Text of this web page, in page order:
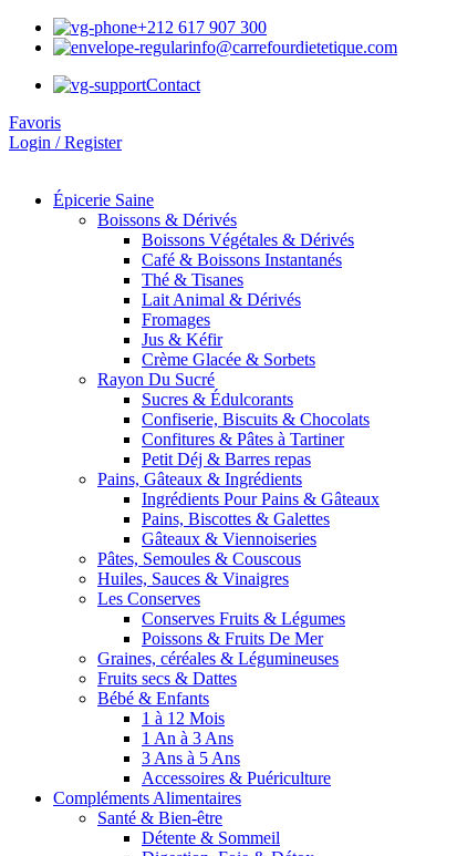
+212 617 907 300
info@carrefourdietetique.com
Contact
Favoris
Login / Register
Épicerie Saine
Boissons & Dérivés
Boissons Végétales & Dérivés
Café & Boissons Instantanés
Thé & Tisanes
Lait Animal & Dérivés
Fromages
Jus & Kéfir
Crème Glacée & Sorbets
Rayon Du Sucré
Sucres & Édulcorants
Confiserie, Biscuits & Chocolats
Confitures & Pâtes à Tartiner
Petit Déj & Barres repas
Pains, Gâteaux & Ingrédients
Ingrédients Pour Pains & Gâteaux
Pains, Biscottes & Galettes
Gâteaux & Viennoiseries
Pâtes, Semoules & Couscous
Huiles, Sauces & Vinaigres
Les Conserves
Conserves Fruits & Légumes
Poissons & Fruits De Mer
Graines, céréales & Légumineuses
Fruits secs & Dattes
Bébé & Enfants
1 à 12 Mois
1 An à 3 Ans
3 Ans à 5 Ans
Accessoires & Puériculture
Compléments Alimentaires
Santé & Bien-être
Détente & Sommeil